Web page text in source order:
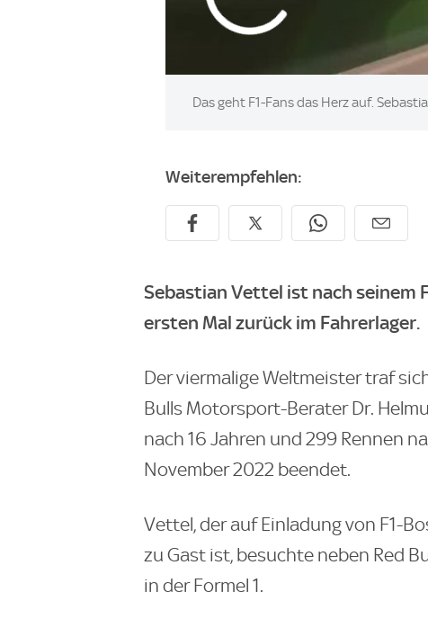
Das geht F1-Fans das Herz auf.
Weiterempfehlen:
Sebastian Vettel ist nach seinem
ersten Mal zurück im Fahrerlager.
Der viermalige Weltmeister traf
Bulls Motorsport-Berater Dr.
nach 16 Jahren und 299 Rennen
November 2022 beendet.
Vettel, der auf Einladung von F1-
zu Gast ist, besuchte neben Red
in der Formel 1.